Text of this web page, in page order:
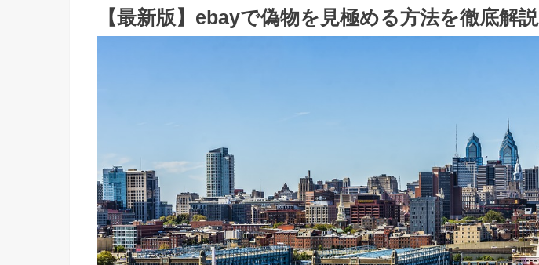
【最新版】ebayで偽物を見極める方法を徹底解説